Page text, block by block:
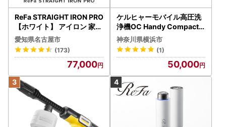
ReFa STRAIGHT IRON PRO
【ホワイト】 アイロン 家電
美容 リファ アイロン
愛知県名古屋市
(173)
77,000
ケルヒャーモバイル高圧洗
浄機OC Handy Compact
（ハンディエア） APV000
7
神奈川県横浜市
(1)
50,000